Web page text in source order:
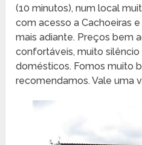
(10 minutos), num local
com acesso a Cachoeiras
mais adiante. Preços bem
confortáveis, muito silêncio
domésticos. Fomos muito
recomendamos. Vale uma